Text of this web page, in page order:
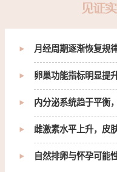
见证
月经周期逐渐恢复规
卵巢功能指标明显提
内分泌系统趋于平衡
雌激素水平上升，皮
自然排卵与怀孕可能